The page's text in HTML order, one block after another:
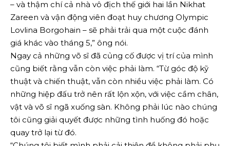
– và thậm chí cả nhà vô địch thế giới hai lần Nikhat
Zareen và vận động viên đoạt huy chương Olympic
Lovlina Borgohain – sẽ phải trải qua một cuộc đánh
giá khác vào tháng 5,” ông nói.
Ngay cả những võ sĩ đã củng cố được vị trí của mình
cũng biết rằng vẫn còn việc phải làm. “Từ góc độ kỹ
thuật và chiến thuật, vẫn còn nhiều việc phải làm. Có
những hiệp đấu trở nên rất lộn xộn, với việc cầm chân,
vật và võ sĩ ngã xuống sàn. Không phải lúc nào chúng
tôi cũng giải quyết được những tình huống đó hoặc
quay trở lại từ đó.